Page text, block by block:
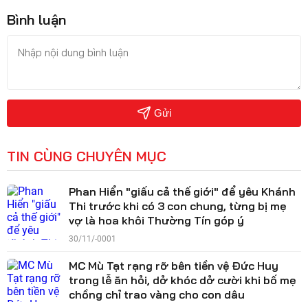
Bình luận
Gửi
TIN CÙNG CHUYÊN MỤC
Phan Hiển "giấu cả thế giới" để yêu Khánh
Thi trước khi có 3 con chung, từng bị mẹ
vợ là hoa khôi Thường Tín góp ý
30/11/-0001
MC Mù Tạt rạng rỡ bên tiền vệ Đức Huy
trong lễ ăn hỏi, dở khóc dở cười khi bố mẹ
chồng chỉ trao vàng cho con dâu